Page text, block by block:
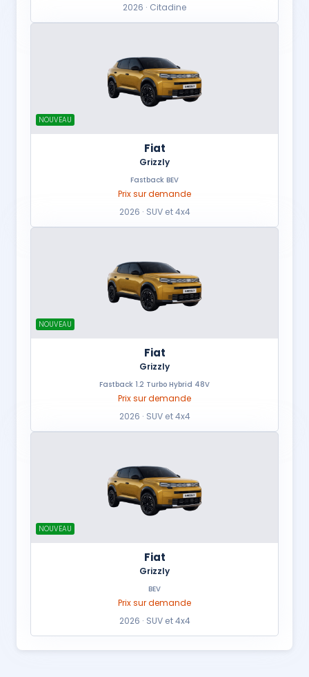
2026 · Citadine
NOUVEAU
Fiat
Grizzly
Fastback BEV
Prix sur demande
2026 · SUV et 4x4
NOUVEAU
Fiat
Grizzly
Fastback 1.2 Turbo Hybrid 48V
Prix sur demande
2026 · SUV et 4x4
NOUVEAU
Fiat
Grizzly
BEV
Prix sur demande
2026 · SUV et 4x4